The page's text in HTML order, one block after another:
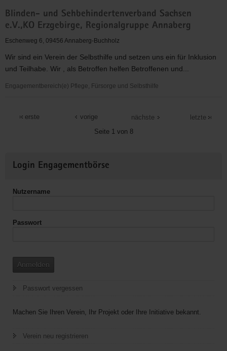
Kreuz
in
Deutschland
Sehma
Blinden- und Sehbehindertenverband Sachsen
e.V.,KO Erzgebirge, Regionalgruppe Annaberg
Eschenweg 6, 09456 Annaberg-Buchholz
Wir sind ein Verein der Selbsthilfe und setzen uns ein für Inklusion
und Teilhabe. Wir , als Betroffen helfen Betroffenen und...
Engagementbereich(e) Pflege, Fürsorge und Selbsthilfe
Erzgebirge,
Regionalgruppe
erste
vorige
Seite 1 von 8
nächste letzte
Informationen
Login Engagementbörse
Nutzername
Passwort
Anmelden
Passwort vergessen
Machen Sie Ihren Verein, Ihr Projekt oder Ihre Initiative bekannt.
Verein neu registrieren